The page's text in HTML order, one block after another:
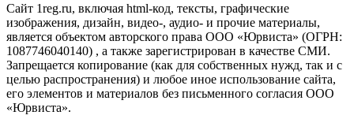
Сайт 1reg.ru, включая html-код, тексты, графические
изображения, дизайн, видео-, аудио- и прочие материалы,
является объектом авторского права ООО «Юрвиста» (ОГРН:
1087746040140) , а также зарегистрирован в качестве СМИ.
Запрещается копирование (как для собственных нужд, так и с
целью распространения) и любое иное использование сайта,
его элементов и материалов без письменного согласия ООО
«Юрвиста».